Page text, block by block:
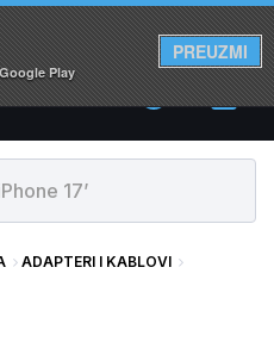
Play
PREUZMI
Slanje istog dana!
0
ADAPTERI I KABLOVI